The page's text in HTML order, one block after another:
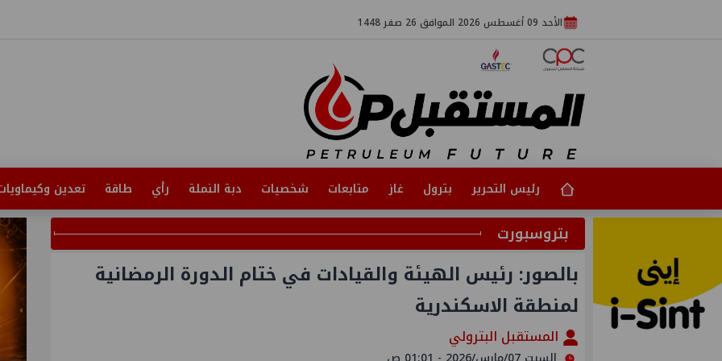
الأحد 09 أغسطس 2026 الموافق 26 صفر 1448
رئيس التحرير بترول غاز متابعات شخصيات دبة النملة رأي طاقة تعدين
بتروسبورت
بالصور: رئيس الهيئة والقيادات في ختام الدورة الرمضانية
لمنطقة الاسكندرية
المستقبل البترولي